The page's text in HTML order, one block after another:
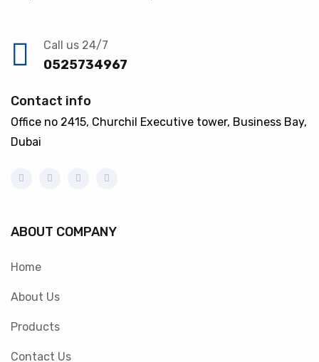
Call us 24/7
0525734967
Contact info
Office no 2415, Churchil Executive tower, Business Bay,
Dubai
ABOUT COMPANY
Home
About Us
Products
Contact Us